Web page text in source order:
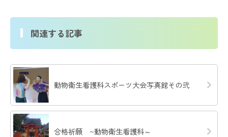
関連する記事
動物衛生看護科スポーツ大会写真館その弐
合格祈願 ~動物衛生看護科～